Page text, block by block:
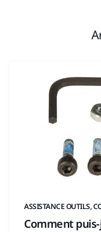
ASSISTANCE OUTILS,
Comment